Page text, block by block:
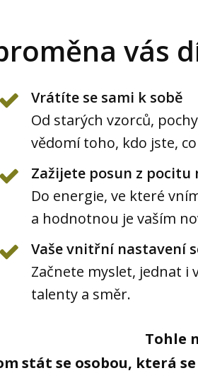
vás
Vrátíte se sami k sobě
Od starých vzorců,
vědomí toho, kdo jste,
Zažijete posun z pocitu
Do energie, ve které
a hodnotnou je vaším
Vaše vnitřní nastavení
Začnete myslet, jednat i
talenty a směr.
Tohle
stát se osobou, která